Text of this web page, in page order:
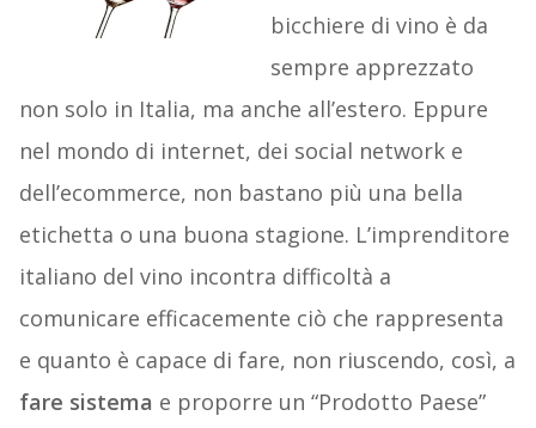
bicchiere di vino è da
sempre apprezzato
non solo in Italia, ma anche all’estero. Eppure
nel mondo di internet, dei social network e
dell’ecommerce, non bastano più una bella
etichetta o una buona stagione. L’imprenditore
italiano del vino incontra difficoltà a
comunicare efficacemente ciò che rappresenta
e quanto è capace di fare, non riuscendo, così, a
fare sistema e proporre un “Prodotto Paese”